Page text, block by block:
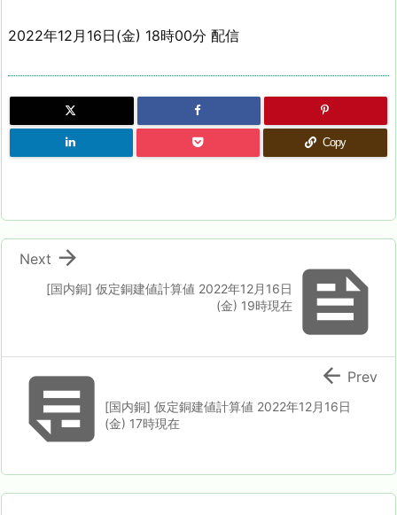
2022年12月16日(金) 18時00分 配信
Copy

[国内銅] 仮定銅建値計算値 2022年12月16日
(金) 19時現在

Next
[国内銅] 仮定銅建値計算値 2022年12月16日
(金) 17時現在
 Prev